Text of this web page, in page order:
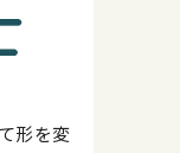
形を変